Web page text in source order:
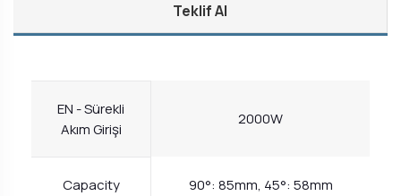
Teklif Al
EN - Sürekli
Akım Girişi
2000W
Capacity 90°: 85mm, 45°: 58mm